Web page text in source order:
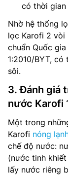
có thời gian
Nhờ hệ thống
lọc Karofi 2 vòi
chuẩn Quốc
1:2010/BYT,
sôi.
3. Đánh giá
nước Karofi
Một trong
Karofi nóng
chế độ nước:
(nước tinh
lấy nước riêng